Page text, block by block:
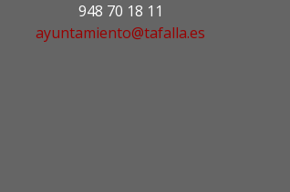
948 70 18 11
ayuntamiento@tafalla.es